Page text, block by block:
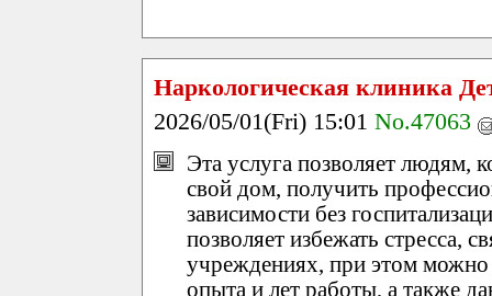
Наркологическая клиника
2026/05/01(Fri) 15:01 No.47063
Эта услуга позволяет людям,
свой дом, получить
зависимости без
позволяет избежать стресса,
учреждениях, при этом можно
опыта и лет работы, а также